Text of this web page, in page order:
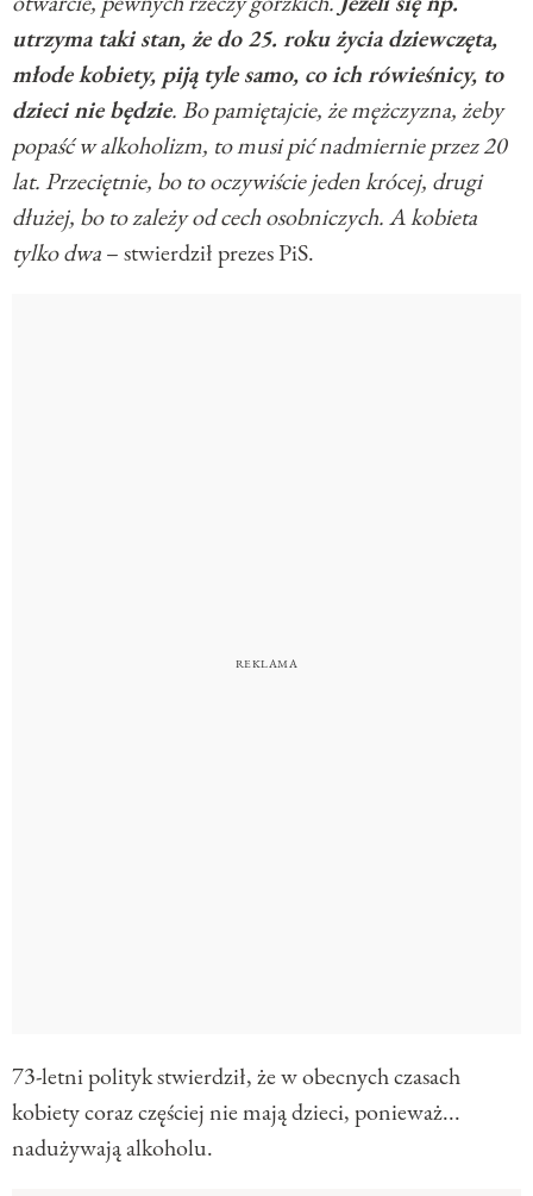
utrzyma taki stan, że do 25. roku życia dziewczęta,
młode kobiety, piją tyle samo, co ich rówieśnicy, to
dzieci nie będzie. Bo pamiętajcie, że mężczyzna, żeby
popaść w alkoholizm, to musi pić nadmiernie przez 20
lat. Przeciętnie, bo to oczywiście jeden krócej, drugi
dłużej, bo to zależy od cech osobniczych. A kobieta
tylko dwa– stwierdził prezes PiS.
73-letni polityk stwierdził, że w obecnych czasach
kobiety coraz częściej nie mają dzieci, ponieważ...
nadużywają alkoholu.